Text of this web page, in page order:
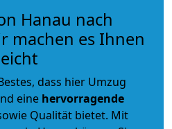
Hanau nach
machen es Ihnen
dass hier Umzug
eine hervorragende
Qualität bietet. Mit